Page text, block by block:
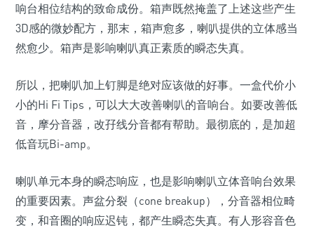
响台相位结构的致命成份。箱声既然掩盖了上述这些产生
3D感的微妙配方，那末，箱声愈多，喇叭提供的立体感当
然愈少。箱声是影响喇叭真正素质的瞬态失真。
所以，把喇叭加上钉脚是绝对应该做的好事。一盒代价小
小的Hi Fi Tips，可以大大改善喇叭的音响台。如要改善低
音，摩分音器，改孖线分音都有帮助。最彻底的，是加超
低音玩Bi-amp。
喇叭单元本身的瞬态响应，也是影响喇叭立体音响台效果
的重要因素。声盆分裂（cone breakup），分音器相位畸
变，和音圈的响应迟钝，都产生瞬态失真。有人形容音色